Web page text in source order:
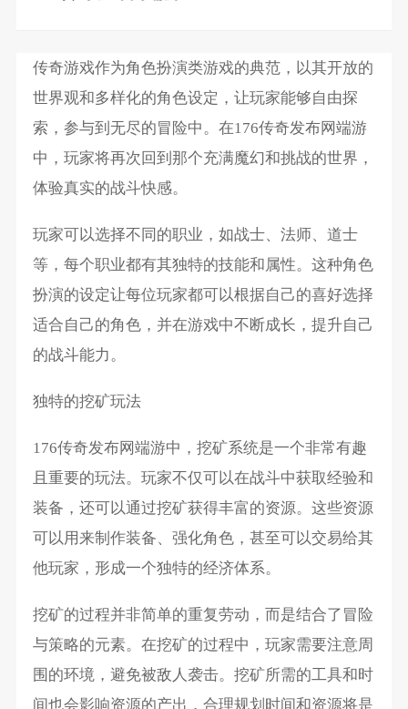
传奇游戏作为角色扮演类游戏的典范，以其开放的
世界观和多样化的角色设定，让玩家能够自由探
索，参与到无尽的冒险中。在176传奇发布网端游
中，玩家将再次回到那个充满魔幻和挑战的世界，
体验真实的战斗快感。
玩家可以选择不同的职业，如战士、法师、道士
等，每个职业都有其独特的技能和属性。这种角色
扮演的设定让每位玩家都可以根据自己的喜好选择
适合自己的角色，并在游戏中不断成长，提升自己
的战斗能力。
独特的挖矿玩法
176传奇发布网端游中，挖矿系统是一个非常有趣
且重要的玩法。玩家不仅可以在战斗中获取经验和
装备，还可以通过挖矿获得丰富的资源。这些资源
可以用来制作装备、强化角色，甚至可以交易给其
他玩家，形成一个独特的经济体系。
挖矿的过程并非简单的重复劳动，而是结合了冒险
与策略的元素。在挖矿的过程中，玩家需要注意周
围的环境，避免被敌人袭击。挖矿所需的工具和时
间也会影响资源的产出，合理规划时间和资源将是